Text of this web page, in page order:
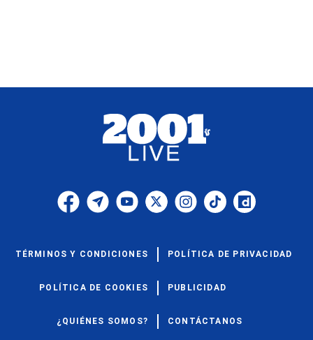
TÉRMINOS Y CONDICIONES POLÍTICA DE PRIVACIDAD
POLÍTICA DE COOKIES PUBLICIDAD
¿QUIÉNES SOMOS? CONTÁCTANOS